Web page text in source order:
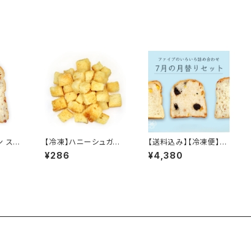
スラ
【冷凍】ハニーシュガー
ラスク
¥286
【送料込み】【冷凍便】7
月の月替りセット
¥4,380